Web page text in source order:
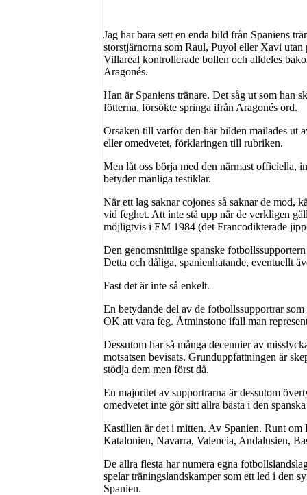
Jag har bara sett en enda bild från Spaniens
storstjärnorna som Raul, Puyol eller Xavi
Villareal kontrollerade bollen och alldeles
Aragonés.
Han är Spaniens tränare. Det såg ut som han
fötterna, försökte springa ifrån Aragonés ord.
Orsaken till varför den här bilden mailades ut
eller omedvetet, förklaringen till rubriken.
Men låt oss börja med den närmast officiella,
betyder manliga testiklar.
När ett lag saknar cojones så saknar de mod,
vid feghet. Att inte stå upp när de verkligen
möjligtvis i EM 1984 (det Francodikterade
Den genomsnittlige spanske
Detta och dåliga, spanienhatande, eventuellt
Fast det är inte så enkelt.
En betydande del av de fotbollssupportrar
OK att vara feg. Åtminstone ifall man
Dessutom har så många decennier av
motsatsen bevisats. Grunduppfattningen är
stödja dem men först då.
En majoritet av supportrarna är dessutom
omedvetet inte gör sitt allra bästa i den
Kastilien är det i mitten. Av Spanien. Runt
Katalonien, Navarra, Valencia, Andalusien,
De allra flesta har numera egna
spelar träningslandskamper som ett led i den
Spanien.